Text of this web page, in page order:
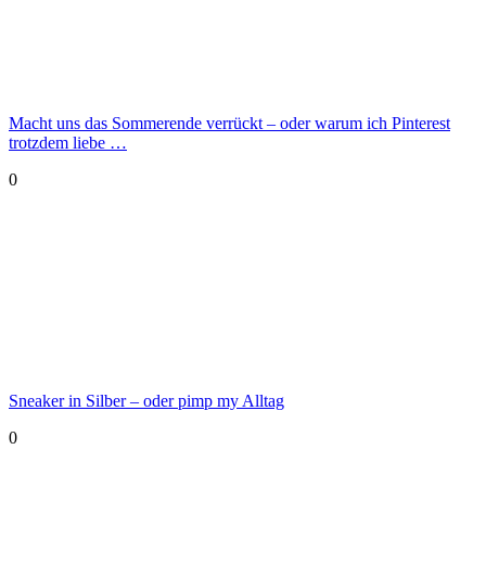
Macht uns das Sommerende verrückt – oder warum ich Pinterest
trotzdem liebe …
0
Sneaker in Silber – oder pimp my Alltag
0